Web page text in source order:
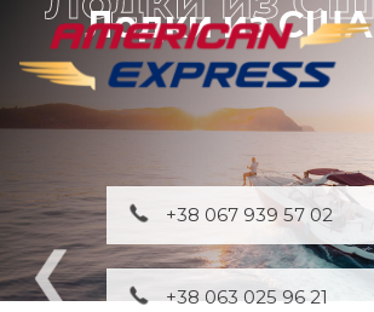
Лодки из США
+38 067 939 57 02
+38 063 025 96 21